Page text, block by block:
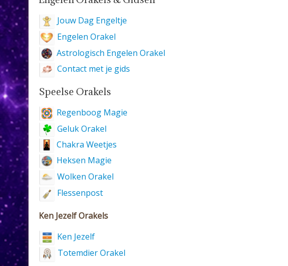
Jouw Dag Engeltje
Engelen Orakel
Astrologisch Engelen Orakel
Contact met je gids
Speelse Orakels
Regenboog Magie
Geluk Orakel
Chakra Weetjes
Heksen Magie
Wolken Orakel
Flessenpost
Ken Jezelf Orakels
Ken Jezelf
Totemdier Orakel